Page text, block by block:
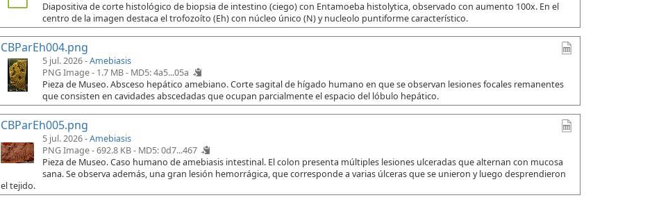
Diapositiva de corte histológico de biopsia de intestino (ciego) con Entamoeba histolytica, observado con aumento 100x. En el
centro de la imagen destaca el trofozoíto (Eh) con núcleo único (N) y nucleolo puntiforme característico.
CBParEh004.png
5 jul. 2026 -Amebiasis
PNG Image - 1.7 MB - MD5: 4a5...05a
Pieza de Museo. Absceso hepático amebiano. Corte sagital de hígado humano en que se observan lesiones focales remanentes
que consisten en cavidades abscedadas que ocupan parcialmente el espacio del lóbulo hepático.
CBParEh005.png
5 jul. 2026 -Amebiasis
PNG Image - 692.8 KB - MD5: 0d7...467
Pieza de Museo. Caso humano de amebiasis intestinal. El colon presenta múltiples lesiones ulceradas que alternan con mucosa
sana. Se observa además, una gran lesión hemorrágica, que corresponde a varias úlceras que se unieron y luego desprendieron
el tejido.